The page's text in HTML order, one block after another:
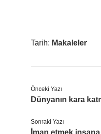
Tarih: Makaleler
Önceki Yazı
Dünyanın kara
Sonraki Yazı
İman etmek insana